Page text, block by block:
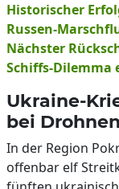
Historischer
Russen-
Nächster
Schiffs-Dilemma
Ukraine-
bei
In der Region
offenbar elf